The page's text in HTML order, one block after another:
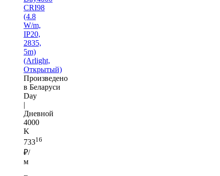
CRI98
(4.8
W/m,
IP20,
2835,
5m)
(Arlight,
Открытый)
Произведено
в Беларуси
Day
|
Дневной
4000
K
73316
₽/
м